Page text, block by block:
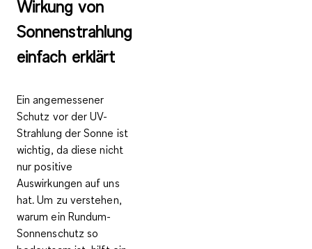
Wirkung von
Sonnenstrahlung
einfach erklärt
Ein angemessener
Schutz vor der UV-
Strahlung der Sonne ist
wichtig, da diese nicht
nur positive
Auswirkungen auf uns
hat. Um zu verstehen,
warum ein Rundum-
Sonnenschutz so